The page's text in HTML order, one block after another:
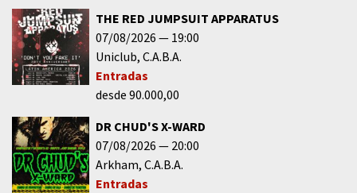
THE RED JUMPSUIT APPARATUS
07/08/2026
19:00
Uniclub C.A.B.A.
Entradas
desde 90.000,00
DR CHUD'S X-WARD
07/08/2026
20:00
Arkham C.A.B.A.
Entradas